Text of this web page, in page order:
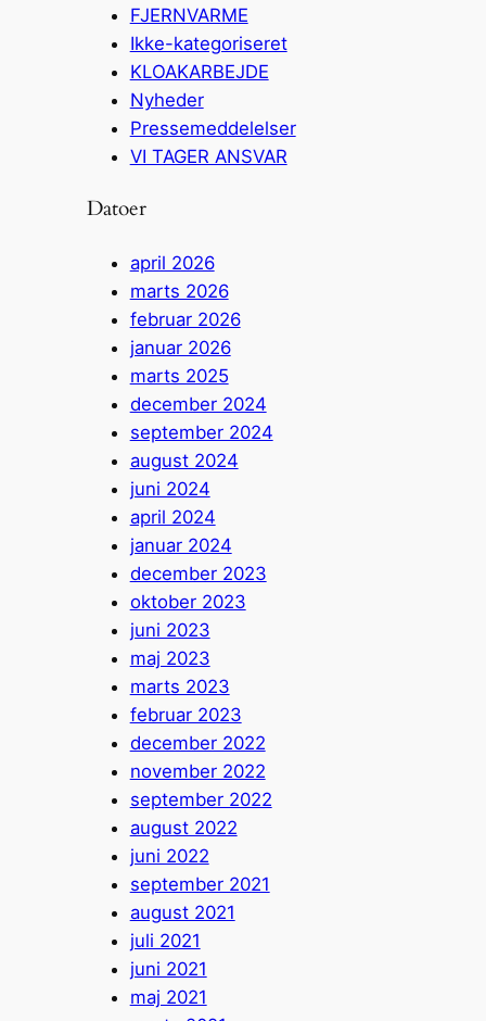
FJERNVARME
Ikke-kategoriseret
KLOAKARBEJDE
Nyheder
Pressemeddelelser
VI TAGER ANSVAR
Datoer
april 2026
marts 2026
februar 2026
januar 2026
marts 2025
december 2024
september 2024
august 2024
juni 2024
april 2024
januar 2024
december 2023
oktober 2023
juni 2023
maj 2023
marts 2023
februar 2023
december 2022
november 2022
september 2022
august 2022
juni 2022
september 2021
august 2021
juli 2021
juni 2021
maj 2021